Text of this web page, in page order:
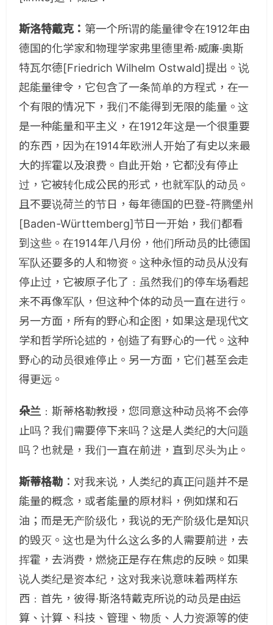
斯洛特戴克： 第一个所谓的能量律令在1912年由
德国的化学家和物理学家弗里德里希·威廉·奥斯
特瓦尔德[Friedrich Wilhelm Ostwald]提出。说
起能量律令，它包含了一条简单的方程式，在一
个有限的情况下，我们不能得到无限的能量。这
是一种能量和平主义，在1912年这是一个很重要
的东西，因为在1914年欧洲人开始了有史以来最
大的挥霍以及浪费。自此开始，它都没有停止
过，它被转化成公民的形式，也就军队的动员。
且不要说荷兰的节日，每年德国的巴登-符腾堡州
[Baden-Württemberg]节日一开始，我们都看
到这些。在1914年八月份，他们所动员的比德国
军队还要多的人和物资。这种永恒的动员从没有
停止过，它被原子化了﹕虽然我们的停车场看起
来不再像军队，但这种个体的动员一直在进行。
另一方面，所有的野心和企图，如果这是现代文
学和哲学所论述的，创造了有野心的一代。这种
野心的动员很难停止。另一方面，它们甚至会走
得更远。
朵兰 ﹕斯蒂格勒教授，您同意这种动员将不会停
止吗？我们需要停下来吗？这是人类纪的大问题
吗？也就是，我们一直在前进，直到尽头为止。
斯蒂格勒 ：对我来说，人类纪的真正问题并不是
能量的概念，或者能量的原材料，例如煤和石
油；而是无产阶级化，我说的无产阶级化是知识
的毁灭。这也是为什么这么多的人需要前进，去
挥霍，去消费，燃烧正是存在焦虑的反映。如果
说人类纪是资本纪，这对我来说意味着两样东
西﹕首先，彼得·斯洛特戴克所说的动员是由运
算、计算、科技、管理、物质、人力资源等的使